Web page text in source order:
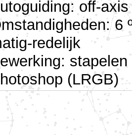
off-
6
redelijk
(LRGB)